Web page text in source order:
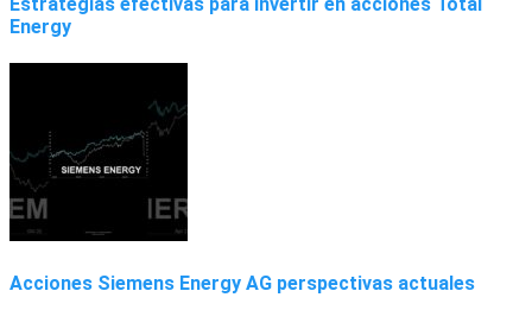
Energy
Acciones Siemens Energy AG perspectivas actuales